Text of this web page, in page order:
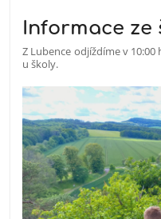
Informace ze
Z Lubence odjíždíme v
u školy.